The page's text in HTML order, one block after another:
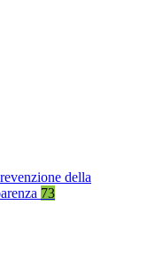
della
73